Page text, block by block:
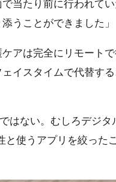
当たり前に行われて
うことができました」
アは完全にリモートで
イスタイムで代替す
はない。むしろデジタ
使うアプリを絞った